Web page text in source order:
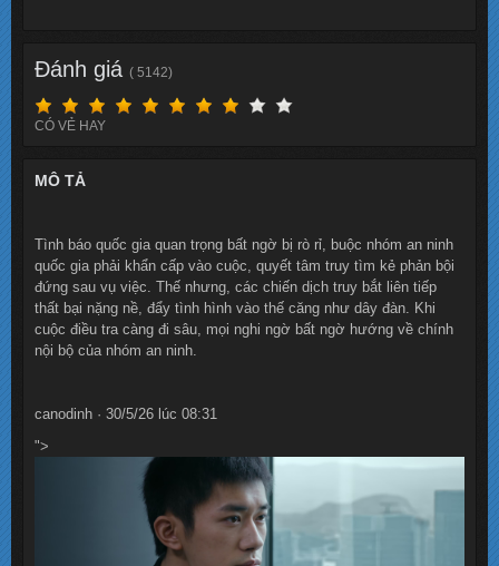
Đánh giá ( 5142)
CÓ VẺ HAY
MÔ TẢ
Tình báo quốc gia quan trọng bất ngờ bị rò rỉ, buộc nhóm an ninh
quốc gia phải khẩn cấp vào cuộc, quyết tâm truy tìm kẻ phản bội
đứng sau vụ việc. Thế nhưng, các chiến dịch truy bắt liên tiếp
thất bại nặng nề, đẩy tình hình vào thế căng như dây đàn. Khi
cuộc điều tra càng đi sâu, mọi nghi ngờ bất ngờ hướng về chính
nội bộ của nhóm an ninh.
canodinh · 30/5/26 lúc 08:31
">